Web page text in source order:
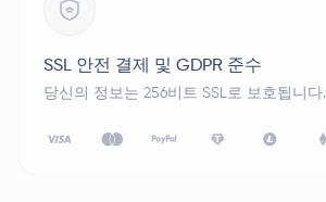
SSL 안전 결제 및 GDPR 준수
당신의 정보는 256비트 SSL로 보호됩니다.